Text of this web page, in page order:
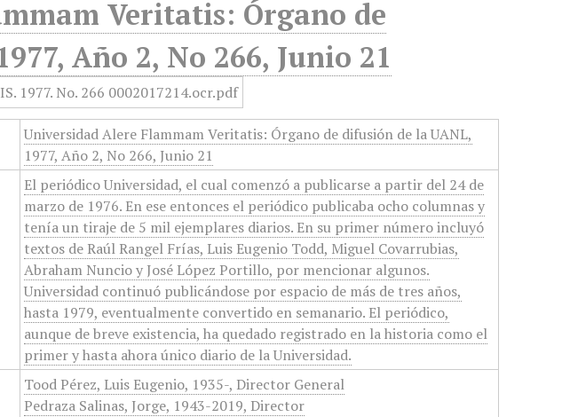
Veritatis: Órgano de
Año 2, No 266, Junio 21
Universidad Alere Flammam Veritatis: Órgano de difusión de la UANL,
1977, Año 2, No 266, Junio 21
El periódico Universidad, el cual comenzó a publicarse a partir del 24 de
marzo de 1976. En ese entonces el periódico publicaba ocho columnas y
tenía un tiraje de 5 mil ejemplares diarios. En su primer número incluyó
textos de Raúl Rangel Frías, Luis Eugenio Todd, Miguel Covarrubias,
Abraham Nuncio y José López Portillo, por mencionar algunos.
Universidad continuó publicándose por espacio de más de tres años,
hasta 1979, eventualmente convertido en semanario. El periódico,
aunque de breve existencia, ha quedado registrado en la historia como el
primer y hasta ahora único diario de la Universidad.
Tood Pérez, Luis Eugenio, 1935-, Director General
Pedraza Salinas, Jorge, 1943-2019, Director